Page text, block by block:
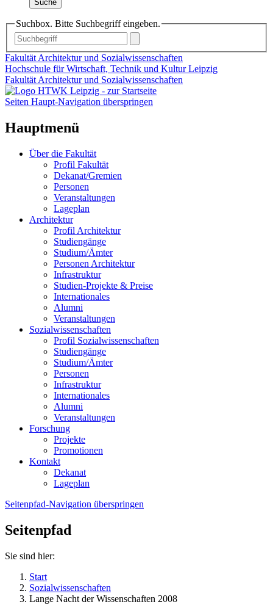
Suche
Suchbox. Bitte Suchbegriff eingeben.
Fakultät Architektur und Sozialwissenschaften
Hochschule für Wirtschaft, Technik und Kultur Leipzig
Fakultät Architektur und Sozialwissenschaften
Seiten Haupt-Navigation überspringen
Hauptmenü
Über die Fakultät
Profil Fakultät
Dekanat/Gremien
Personen
Veranstaltungen
Lageplan
Architektur
Profil Architektur
Studiengänge
Studium/Ämter
Personen Architektur
Infrastruktur
Studien-Projekte & Preise
Internationales
Alumni
Veranstaltungen
Sozialwissenschaften
Profil Sozialwissenschaften
Studiengänge
Studium/Ämter
Personen
Infrastruktur
Internationales
Alumni
Veranstaltungen
Forschung
Projekte
Promotionen
Kontakt
Dekanat
Lageplan
Seitenpfad-Navigation überspringen
Seitenpfad
Sie sind hier:
Start
Sozialwissenschaften
Lange Nacht der Wissenschaften 2008